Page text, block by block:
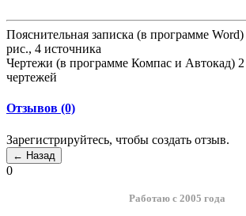
Пояснительная записка (в программе Word)
рис., 4 источника
Чертежи (в программе Компас и Автокад) 2
чертежей
Отзывов (0)
Зарегистрируйтесь, чтобы создать отзыв.
0
Работаю с 2005 года